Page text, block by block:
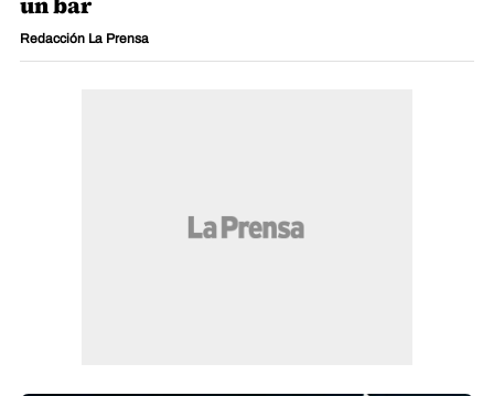
Redacción La Prensa